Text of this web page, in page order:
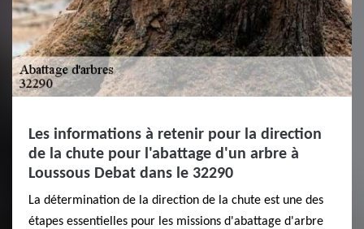
Les informations à retenir pour la direction
de la chute pour l'abattage d'un arbre à
Loussous Debat dans le 32290
La détermination de la direction de la chute est une des
étapes essentielles pour les missions d'abattage d'arbre